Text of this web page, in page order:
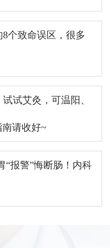
个致命误区，很多
试艾灸，可温阳、
请收好~
“报警”悔断肠！内科